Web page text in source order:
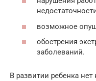
возможное
обострения
заболеваний.
В развитии ребенка